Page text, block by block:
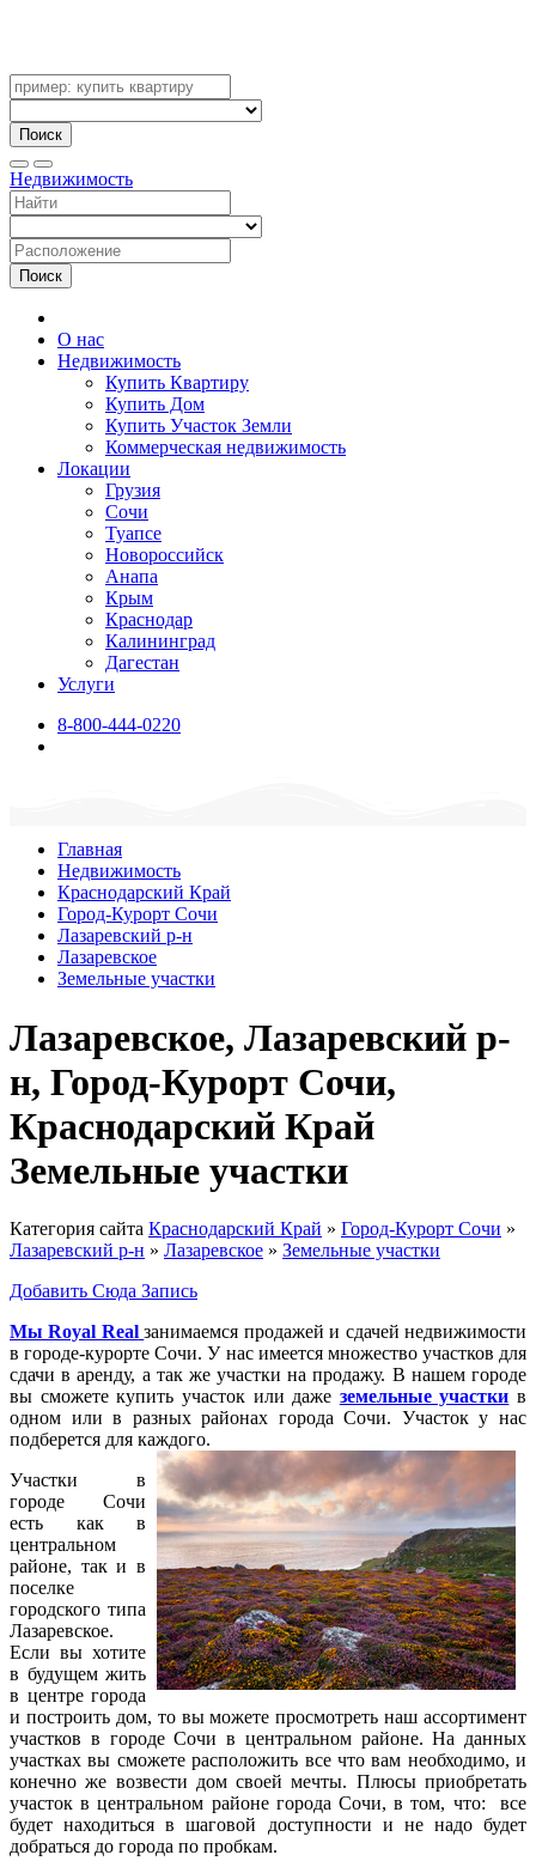
Поиск
Недвижимость
Поиск
О нас
Недвижимость
Купить Квартиру
Купить Дом
Купить Участок Земли
Коммерческая недвижимость
Локации
Грузия
Сочи
Туапсе
Новороссийск
Анапа
Крым
Краснодар
Калининград
Дагестан
Услуги
8-800-444-0220
Главная
Недвижимость
Краснодарский Край
Город-Курорт Сочи
Лазаревский р-н
Лазаревское
Земельные участки
Лазаревское, Лазаревский р-
н, Город-Курорт Сочи,
Краснодарский Край
Земельные участки
Категория сайта Краснодарский Край » Город-Курорт Сочи »
Лазаревский р-н » Лазаревское » Земельные участки
Добавить Сюда Запись
Мы Royal Real занимаемся продажей и сдачей недвижимости
в городе-курорте Сочи. У нас имеется множество участков для
сдачи в аренду, а так же участки на продажу. В нашем городе
вы сможете купить участок или даже земельные участки в
одном или в разных районах города Сочи. Участок у нас
подберется для каждого.
Участки в
городе Сочи
есть как в
центральном
районе, так и в
поселке
городского типа
Лазаревское.
Если вы хотите
в будущем жить
в центре города
и построить дом, то вы можете просмотреть наш ассортимент
участков в городе Сочи в центральном районе. На данных
участках вы сможете расположить все что вам необходимо, и
конечно же возвести дом своей мечты. Плюсы приобретать
участок в центральном районе города Сочи, в том, что: все
будет находиться в шаговой доступности и не надо будет
добраться до города по пробкам.